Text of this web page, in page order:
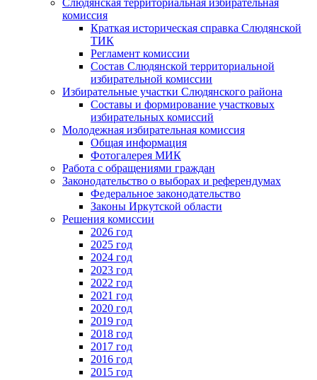
Слюдянская территориальная избирательная
комиссия
Краткая историческая справка Слюдянской
ТИК
Регламент комиссии
Состав Слюдянской территориальной
избирательной комиссии
Избирательные участки Слюдянского района
Составы и формирование участковых
избирательных комиссий
Молодежная избирательная комиссия
Общая информация
Фотогалерея МИК
Работа с обращениями граждан
Законодательство о выборах и референдумах
Федеральное законодательство
Законы Иркутской области
Решения комиссии
2026 год
2025 год
2024 год
2023 год
2022 год
2021 год
2020 год
2019 год
2018 год
2017 год
2016 год
2015 год